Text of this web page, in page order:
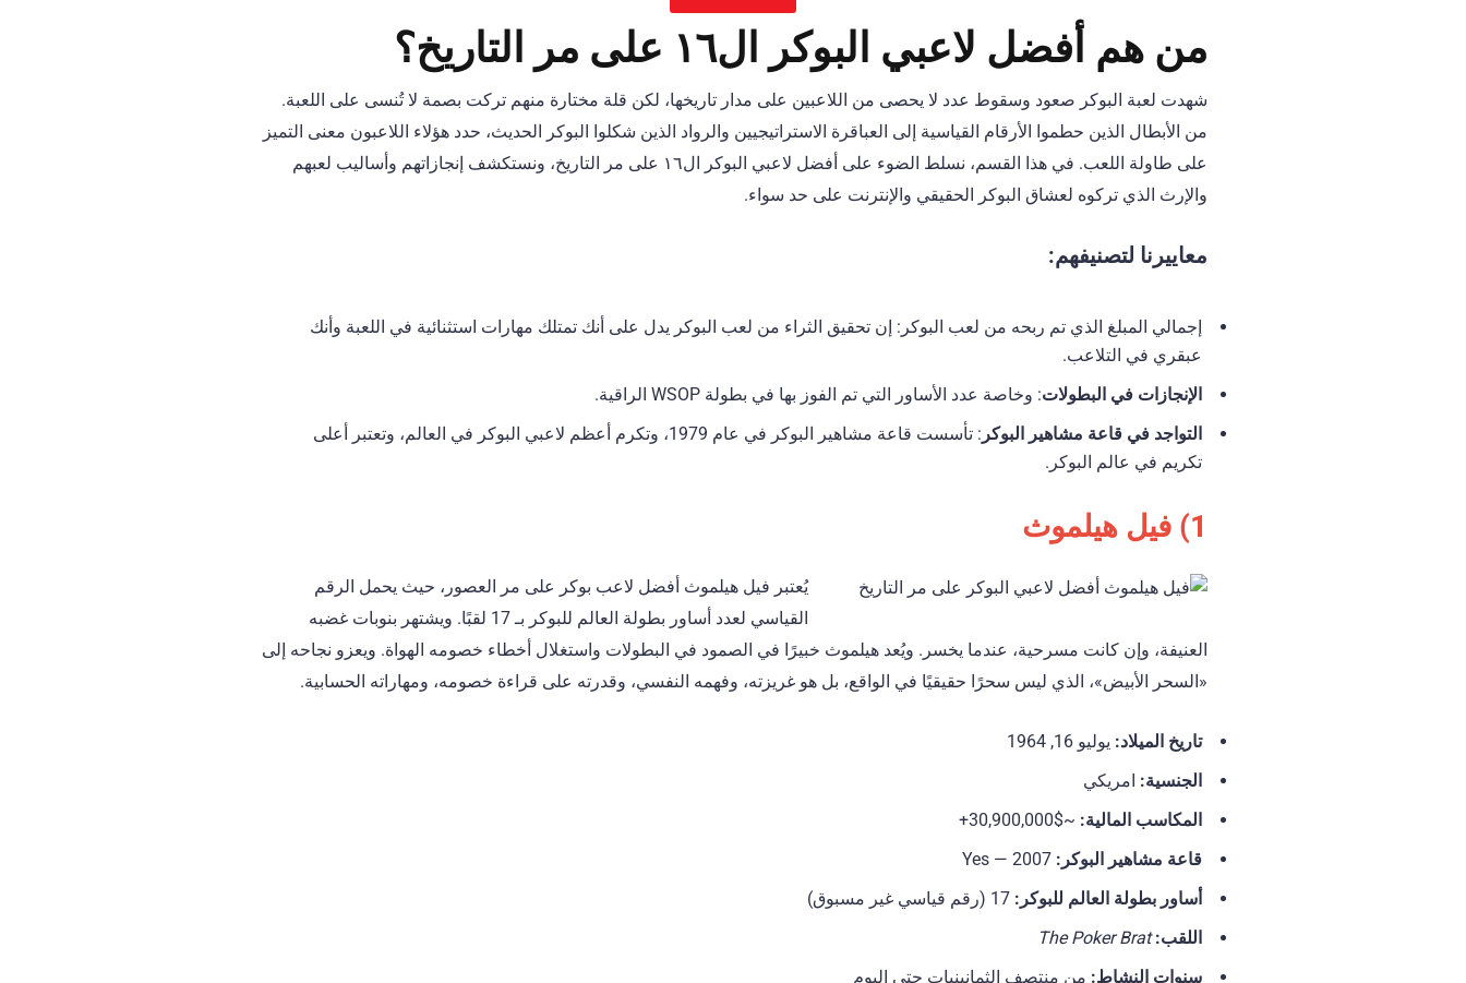
من هم أفضل لاعبي البوكر ال١٦ على مر التاريخ؟
شهدت لعبة البوكر صعود وسقوط عدد لا يحصى من اللاعبين على مدار تاريخها، لكن قلة مختارة منهم تركت بصمة لا تُنسى على اللعبة.
من الأبطال الذين حطموا الأرقام القياسية إلى العباقرة الاستراتيجيين والرواد الذين شكلوا البوكر الحديث، حدد هؤلاء اللاعبون معنى التميز
على طاولة اللعب. في هذا القسم، نسلط الضوء على أفضل لاعبي البوكر ال١٦ على مر التاريخ، ونستكشف إنجازاتهم وأساليب لعبهم
والإرث الذي تركوه لعشاق البوكر الحقيقي والإنترنت على حد سواء.
معاييرنا لتصنيفهم:
إجمالي المبلغ الذي تم ربحه من لعب البوكر: إن تحقيق الثراء من لعب البوكر يدل على أنك تمتلك مهارات استثنائية في اللعبة وأنك
عبقري في التلاعب.
الإنجازات في البطولات: وخاصة عدد الأساور التي تم الفوز بها في بطولة WSOP الراقية.
التواجد في قاعة مشاهير البوكر
: تأسست قاعة مشاهير البوكر في عام 1979، وتكرم أعظم لاعبي البوكر في العالم، وتعتبر أعلى
تكريم في عالم البوكر.
1) فيل هيلموث
يُعتبر فيل هيلموث أفضل لاعب بوكر على مر العصور، حيث يحمل الرقم
القياسي لعدد أساور بطولة العالم للبوكر بـ 17 لقبًا. ويشتهر بنوبات غضبه
العنيفة، وإن كانت مسرحية، عندما يخسر. ويُعد هيلموث خبيرًا في الصمود في البطولات واستغلال أخطاء خصومه الهواة. ويعزو نجاحه إلى
«السحر الأبيض»، الذي ليس سحرًا حقيقيًا في الواقع، بل هو غريزته، وفهمه النفسي، وقدرته على قراءة خصومه، ومهاراته الحسابية.
تاريخ الميلاد: يوليو 16, 1964
الجنسية: امريكي
المكاسب المالية: ~$30,900,000+
قاعة مشاهير البوكر:
أساور بطولة العالم للبوكر:
اللقب: The Poker Brat
سنوات النشاط: من منتصف الثمانينيات حتى اليوم